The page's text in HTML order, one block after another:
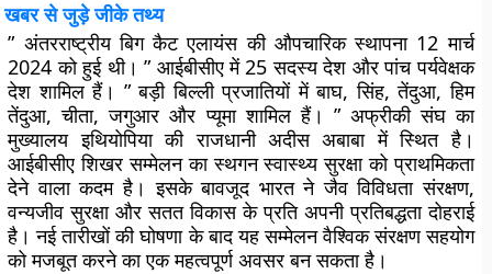
खबर से जुड़े जीके तथ्य
” अंतरराष्ट्रीय बिग कैट एलायंस की औपचारिक स्थापना 12 मार्च
2024 को हुई थी। ” आईबीसीए में 25 सदस्य देश और पांच पर्यवेक्षक
देश शामिल हैं। ” बड़ी बिल्ली प्रजातियों में बाघ, सिंह, तेंदुआ, हिम
तेंदुआ, चीता, जगुआर और प्यूमा शामिल हैं। ” अफ्रीकी संघ का
मुख्यालय इथियोपिया की राजधानी अदीस अबाबा में स्थित है।
आईबीसीए शिखर सम्मेलन का स्थगन स्वास्थ्य सुरक्षा को प्राथमिकता
देने वाला कदम है। इसके बावजूद भारत ने जैव विविधता संरक्षण,
वन्यजीव सुरक्षा और सतत विकास के प्रति अपनी प्रतिबद्धता दोहराई
है। नई तारीखों की घोषणा के बाद यह सम्मेलन वैश्विक संरक्षण सहयोग
को मजबूत करने का एक महत्वपूर्ण अवसर बन सकता है।